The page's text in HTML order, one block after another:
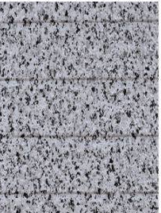
配件